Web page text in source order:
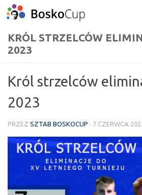
Przejdź do treści
KRÓL STRZELCÓW
2023
Król strzelców
2023
PRZEZ SZTAB BOSKOCUP · 7 CZERWCA